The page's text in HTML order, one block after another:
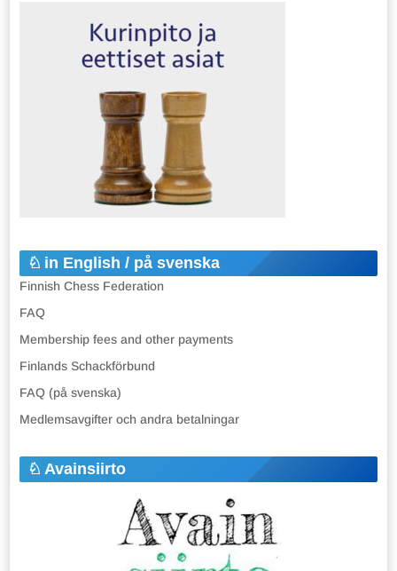
in English / på svenska
Finnish Chess Federation
FAQ
Membership fees and other payments
Finlands Schackförbund
FAQ (på svenska)
Medlemsavgifter och andra betalningar
Avainsiirto